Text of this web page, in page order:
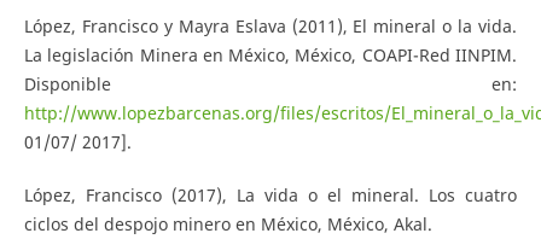
López, Francisco y Mayra Eslava (2011), El mineral o la vida.
La legislación Minera en México, México, COAPI-Red IINPIM.
Disponible en:
http://www.lopezbarcenas.org/files/escritos/
01/07/ 2017].
López, Francisco (2017), La vida o el mineral. Los cuatro
ciclos del despojo minero en México, México, Akal.